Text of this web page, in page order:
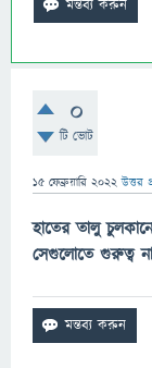
0
টি ভোট
15 ফেব্রুয়ারি 2022 উত্তর
হাতের তালু
সেগুলোতে গুরুত্ব